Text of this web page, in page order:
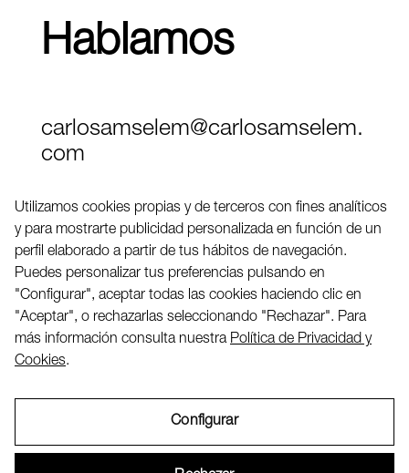
Hablamos
carlosamselem@carlosamselem.
com
Twitter
LinkedIN
2026 ©
Utilizamos cookies propias y de terceros con fines analíticos
y para mostrarte publicidad personalizada en función de un
perfil elaborado a partir de tus hábitos de navegación.
Puedes personalizar tus preferencias pulsando en
"Configurar", aceptar todas las cookies haciendo clic en
"Aceptar", o rechazarlas seleccionando "Rechazar". Para
más información consulta nuestra Política de Privacidad y
Cookies.
Configurar